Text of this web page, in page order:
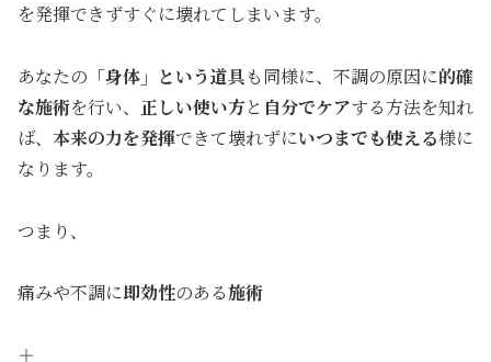
を発揮できずすぐに壊れてしまいます。
あなたの 「身体」という道具も同様に、不調の原因に的確
な施術を行い、 正しい使い方と 自分でケアする方法を知れ
ば、 本来の力を発揮できて壊れずにいつまでも使える様に
なります。
つまり、
痛みや不調に即効性のある施術
＋